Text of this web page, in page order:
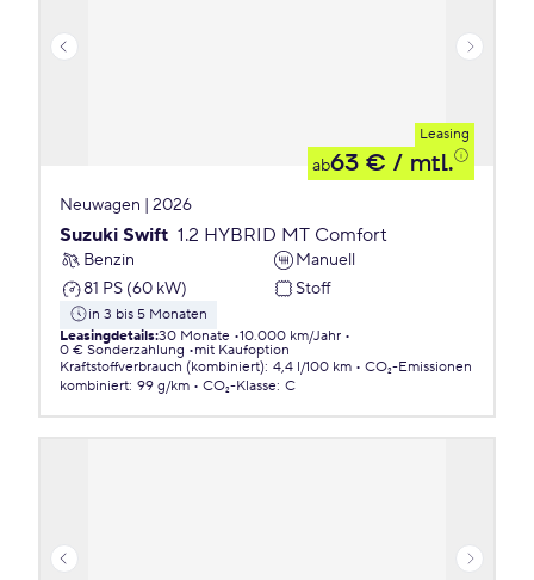
Leasing
ab63 € / mtl.
Neuwagen | 2026
Suzuki Swift 1.2 HYBRID MT Comfort
Benzin
Manuell
81 PS (60 kW)
Stoff
in 3 bis 5 Monaten
Leasingdetails:30 Monate 10.000 km/Jahr
0 € Sonderzahlung
mit Kaufoption
Kraftstoffverbrauch (kombiniert): 4,4 l/100 km
CO₂-Emissionen
kombiniert: 99 g/km CO₂-Klasse: C